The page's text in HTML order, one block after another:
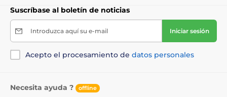
Suscríbase al boletín de noticias
Introduzca aquí su e-mail Iniciar sesión
Acepto el procesamiento de datos personales
Necesita ayuda ? offline